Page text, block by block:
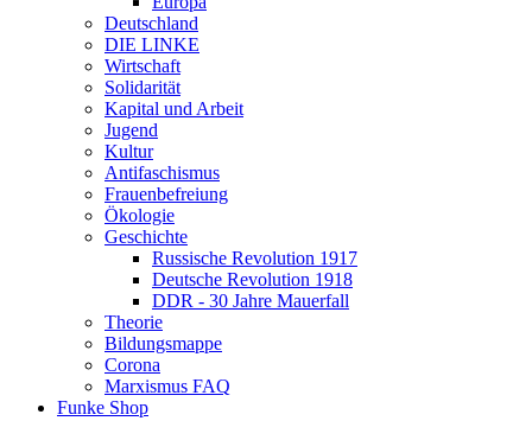
Deutschland
DIE LINKE
Wirtschaft
Solidarität
Kapital und Arbeit
Jugend
Kultur
Antifaschismus
Frauenbefreiung
Ökologie
Geschichte
Russische Revolution 1917
Deutsche Revolution 1918
DDR - 30 Jahre Mauerfall
Theorie
Bildungsmappe
Corona
Marxismus FAQ
Funke Shop